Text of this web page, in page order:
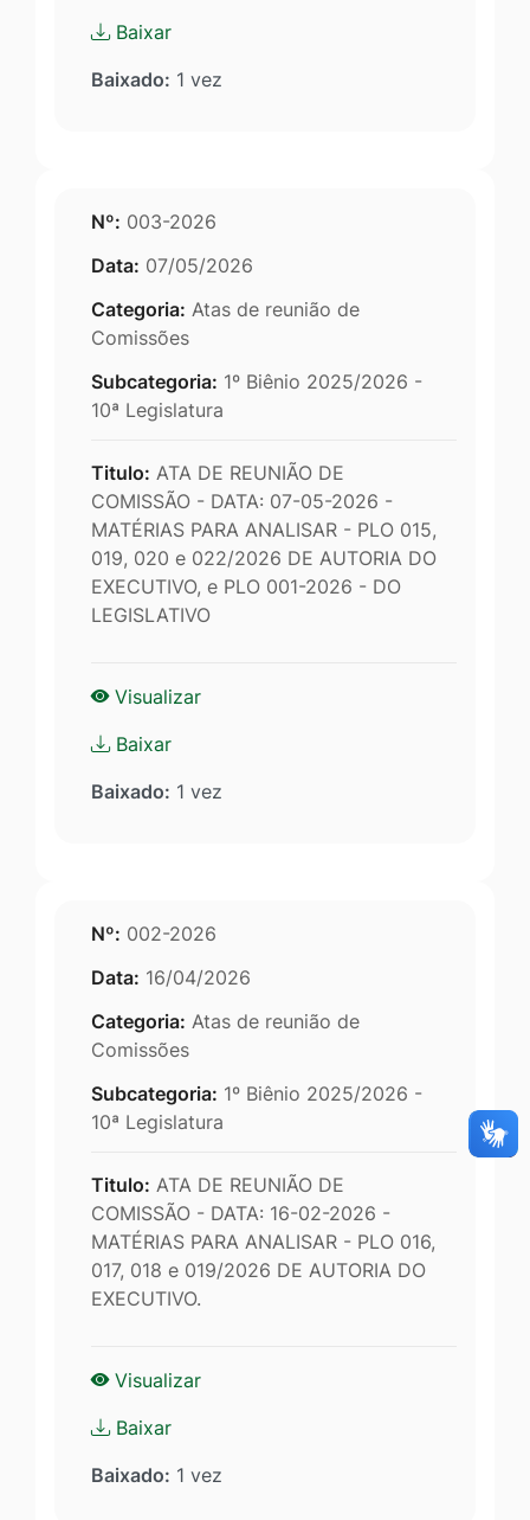
Baixar
Baixado: 1 vez
Nº: 003-2026
Data: 07/05/2026
Categoria: Atas de reunião de
Comissões
Subcategoria: 1º Biênio 2025/2026 -
10ª Legislatura
Titulo: ATA DE REUNIÃO DE
COMISSÃO - DATA: 07-05-2026 -
MATÉRIAS PARA ANALISAR - PLO 015,
019, 020 e 022/2026 DE AUTORIA DO
EXECUTIVO, e PLO 001-2026 - DO
LEGISLATIVO
Visualizar
Baixar
Baixado: 1 vez
Nº: 002-2026
Data: 16/04/2026
Categoria: Atas de reunião de
Comissões
Subcategoria: 1º Biênio 2025/2026 -
10ª Legislatura
Titulo: ATA DE REUNIÃO DE
COMISSÃO - DATA: 16-02-2026 -
MATÉRIAS PARA ANALISAR - PLO 016,
017, 018 e 019/2026 DE AUTORIA DO
EXECUTIVO.
Visualizar
Baixar
Baixado: 1 vez